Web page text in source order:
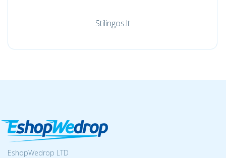
Stilingos.lt
EshopWedrop LTD